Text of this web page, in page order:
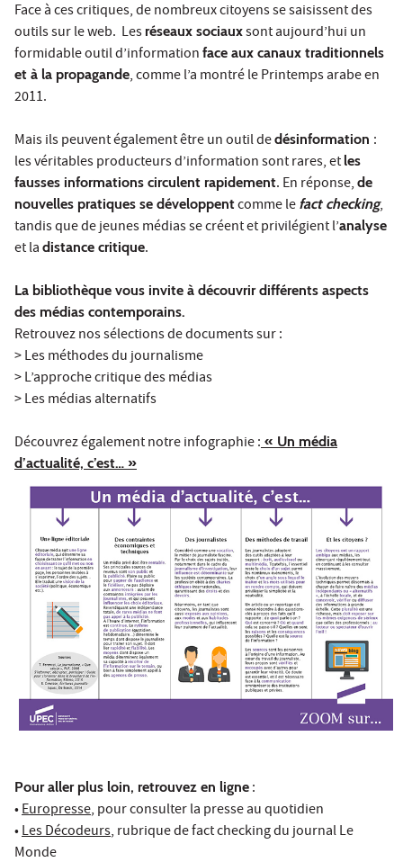
Face à ces critiques, de nombreux citoyens se saisissent des
outils sur le web. Les réseaux sociauxsont aujourd’hui un
formidable outil d’information face aux canaux traditionnels
et à la propagande, comme l’a montré le Printemps arabe en
2011.
Mais ils peuvent également être un outil dedésinformation :
les véritables producteurs d’information sont rares, et les
fausses informations circulent rapidement. En réponse, de
nouvelles pratiques se développentcomme le fact checking,
tandis que de jeunes médias se créent et privilégient l’analyse
et la distance critique.
La bibliothèque vous invite à découvrir différents aspects
des médias contemporains.
Retrouvez nos sélections de documents sur :
> Les méthodes du journalisme
> L’approche critique des médias
> Les médias alternatifs
Découvrez également notre infographie : « Un média
d’actualité, c’est… »
Pour aller plus loin, retrouvez en ligne :
•Europresse, pour consulter la presse au quotidien
•Les Décodeurs, rubrique de fact checking du journal Le
Monde